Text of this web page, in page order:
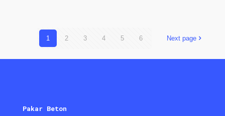
1 2 3 4 5 6 Next page
Pakar Beton